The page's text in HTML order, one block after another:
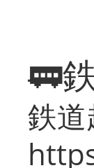
🚃
鉄